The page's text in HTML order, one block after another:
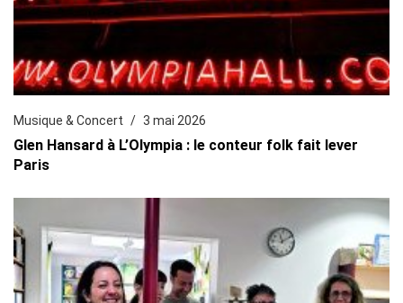
Musique & Concert 3 mai 2026
Glen Hansard à L’Olympia : le conteur folk fait lever
Paris